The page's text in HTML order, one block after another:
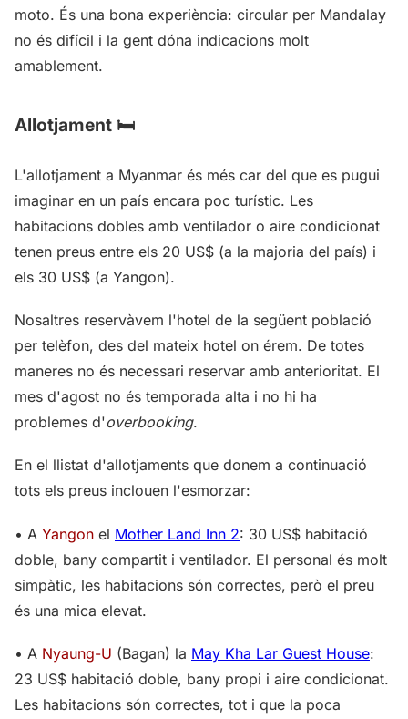
moto. És una bona experiència: circular per Mandalay
no és difícil i la gent dóna indicacions molt
amablement.
Allotjament 🛏️
L'allotjament a Myanmar és més car del que es pugui
imaginar en un país encara poc turístic. Les
habitacions dobles amb ventilador o aire condicionat
tenen preus entre els 20 US$ (a la majoria del país) i
els 30 US$ (a Yangon).
Nosaltres reservàvem l'hotel de la següent població
per telèfon, des del mateix hotel on érem. De totes
maneres no és necessari reservar amb anterioritat. El
mes d'agost no és temporada alta i no hi ha
problemes d'overbooking.
En el llistat d'allotjaments que donem a continuació
tots els preus inclouen l'esmorzar:
• A Yangon el Mother Land Inn 2: 30 US$ habitació
doble, bany compartit i ventilador. El personal és molt
simpàtic, les habitacions són correctes, però el preu
és una mica elevat.
• A Nyaung-U (Bagan) la May Kha Lar Guest House:
23 US$ habitació doble, bany propi i aire condicionat.
Les habitacions són correctes, tot i que la poca